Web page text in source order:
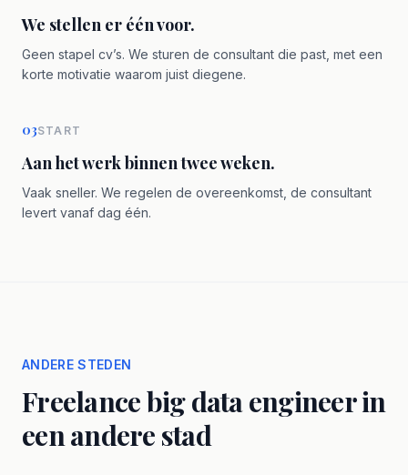
We stellen er één voor.
Geen stapel cv’s. We sturen de consultant die past, met een
korte motivatie waarom juist diegene.
03START
Aan het werk binnen twee weken.
Vaak sneller. We regelen de overeenkomst, de consultant
levert vanaf dag één.
ANDERE STEDEN
Freelance big data engineer in
een andere stad